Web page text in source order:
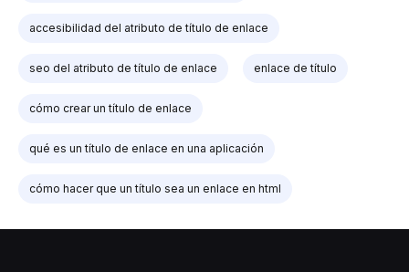
accesibilidad del atributo de título de enlace
seo del atributo de título de enlace enlace de título
cómo crear un título de enlace
qué es un título de enlace en una aplicación
cómo hacer que un título sea un enlace en html